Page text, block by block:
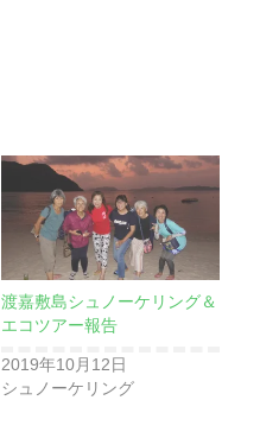
渡嘉敷島シュノーケリング＆
エコツアー報告
2019年10月12日
シュノーケリング